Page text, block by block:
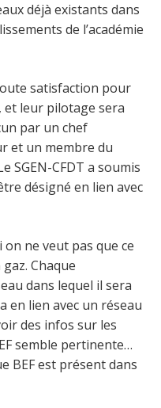
déjà existants dans
de l’académie
satisfaction pour
et leur pilotage sera
par un chef
et un membre du
SGEN-CFDT a soumis
désigné en lien avec
ne veut pas que ce
Chaque
dans lequel il sera
en lien avec un réseau
des infos sur les
semble pertinente…
BEF est présent dans